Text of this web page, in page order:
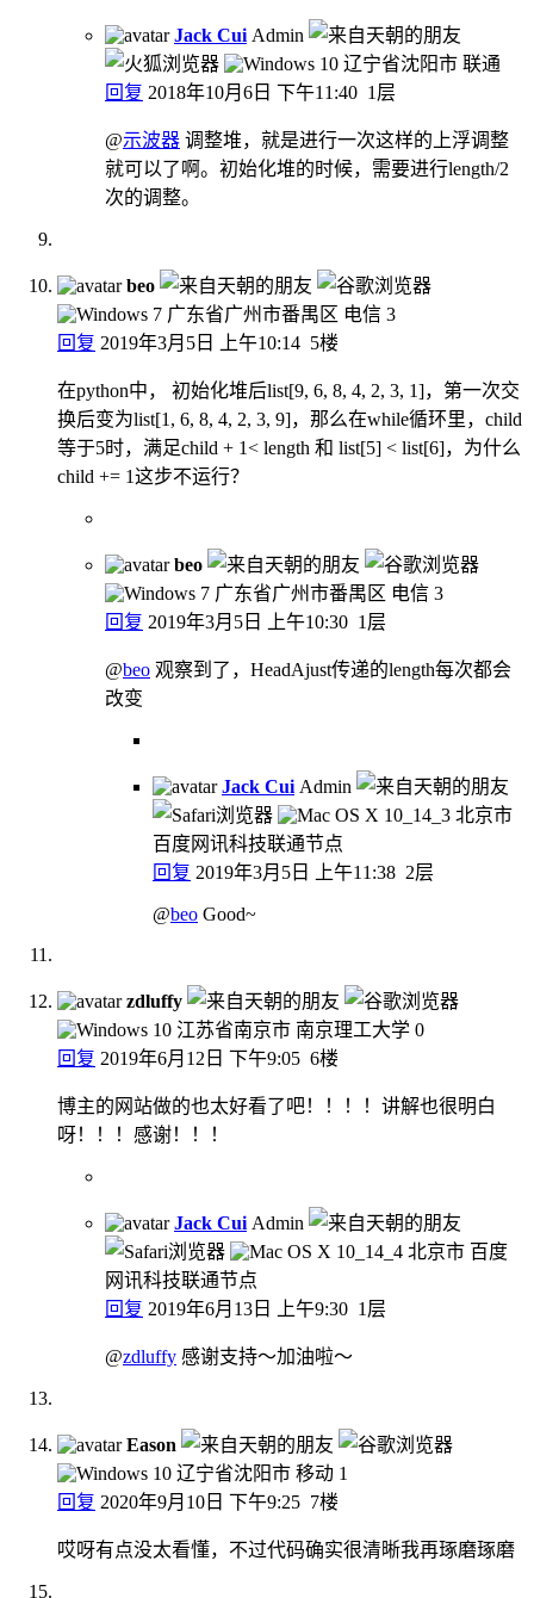
Jack Cui Admin
辽宁省沈阳市 联通
回复 2018年10月6日 下午11:40 1层
@示波器 调整堆，就是进行一次这样的上浮调整
就可以了啊。初始化堆的时候，需要进行length/2
次的调整。
beo
广东省广州市番禺区 电信 3
回复 2019年3月5日 上午10:14 5楼
在python中， 初始化堆后list[9, 6, 8, 4, 2, 3, 1]，第一次交
换后变为list[1, 6, 8, 4, 2, 3, 9]，那么在while循环里，child
等于5时，满足child + 1< length 和 list[5] < list[6]，为什么
child += 1这步不运行？
beo
广东省广州市番禺区 电信 3
回复 2019年3月5日 上午10:30 1层
@beo 观察到了，HeadAjust传递的length每次都会
改变
Jack Cui Admin
北京市
百度网讯科技联通节点
回复 2019年3月5日 上午11:38 2层
@beo Good~
zdluffy
江苏省南京市 南京理工大学 0
回复 2019年6月12日 下午9:05 6楼
博主的网站做的也太好看了吧！！！！讲解也很明白
呀！！！感谢！！！
Jack Cui Admin
北京市 百度
网讯科技联通节点
回复 2019年6月13日 上午9:30 1层
@zdluffy 感谢支持～加油啦～
Eason
辽宁省沈阳市 移动 1
回复 2020年9月10日 下午9:25 7楼
哎呀有点没太看懂，不过代码确实很清晰我再琢磨琢磨